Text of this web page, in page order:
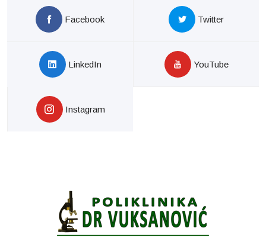
Facebook Twitter
LinkedIn YouTube
Instagram